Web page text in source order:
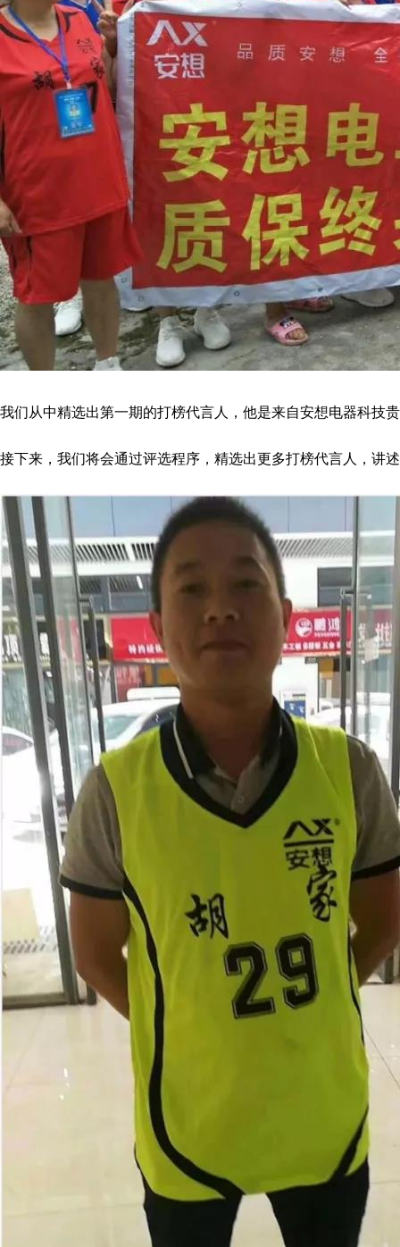
我们从中精选出第一期的打榜代言人，他是来自安想电器科技
接下来，我们将会通过评选程序，精选出更多打榜代言人，讲